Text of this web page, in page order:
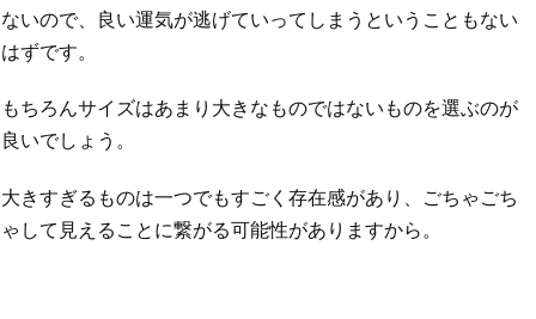
ないので、良い運気が逃げていってしまうということもない
はずです。
もちろんサイズはあまり大きなものではないものを選ぶのが
良いでしょう。
大きすぎるものは一つでもすごく存在感があり、ごちゃごち
ゃして見えることに繋がる可能性がありますから。